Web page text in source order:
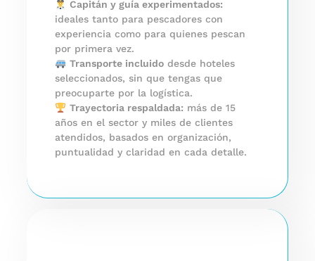
Capitán y guía experimentados:
ideales tanto para pescadores con
experiencia como para quienes pescan
por primera vez.
Transporte incluidodesde hoteles
seleccionados, sin que tengas que
preocuparte por la logística.
Trayectoria respaldada: más de 15
años en el sector y miles de clientes
atendidos, basados en organización,
puntualidad y claridad en cada detalle.